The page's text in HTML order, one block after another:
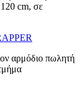
120 cm, σε
αρμόδιο πωλητή